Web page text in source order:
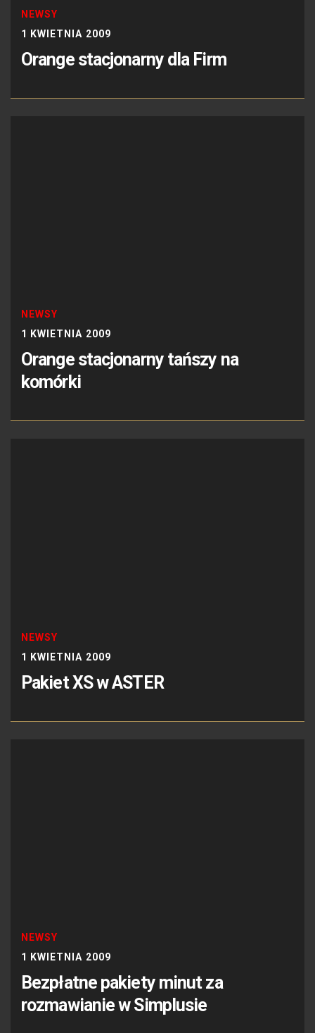
NEWSY
1 KWIETNIA 2009
Orange stacjonarny dla Firm
NEWSY
1 KWIETNIA 2009
Orange stacjonarny tańszy na
komórki
NEWSY
1 KWIETNIA 2009
Pakiet XS w ASTER
NEWSY
1 KWIETNIA 2009
Bezpłatne pakiety minut za
rozmawianie w Simplusie